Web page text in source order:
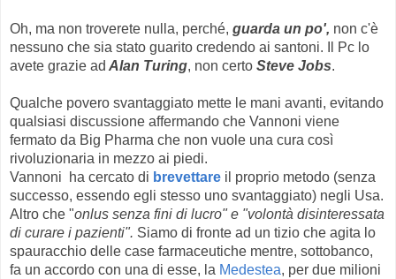
Oh, ma non troverete nulla, perché, guarda un po', non c'è
nessuno che sia stato guarito credendo ai santoni. Il Pc lo
avete grazie ad Alan Turing, non certo Steve Jobs.
Qualche povero svantaggiato mette le mani avanti, evitando
qualsiasi discussione affermando che Vannoni viene
fermato da Big Pharma che non vuole una cura così
rivoluzionaria in mezzo ai piedi.
Vannoni ha cercato di brevettare il proprio metodo (senza
successo, essendo egli stesso uno svantaggiato) negli Usa.
Altro che "onlus senza fini di lucro" e "volontà disinteressata
di curare i pazienti". Siamo di fronte ad un tizio che agita lo
spauracchio delle case farmaceutiche mentre, sottobanco,
fa un accordo con una di esse, la Medestea, per due milioni